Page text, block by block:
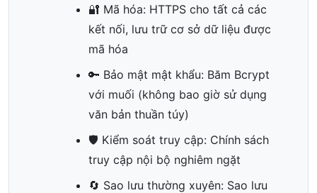
🔐 Mã hóa: HTTPS cho tất cả các
kết nối, lưu trữ cơ sở dữ liệu được
mã hóa
🔑 Bảo mật mật khẩu: Băm Bcrypt
với muối (không bao giờ sử dụng
văn bản thuần túy)
🛡️ Kiểm soát truy cập: Chính sách
truy cập nội bộ nghiêm ngặt
🔄 Sao lưu thường xuyên: Sao lưu